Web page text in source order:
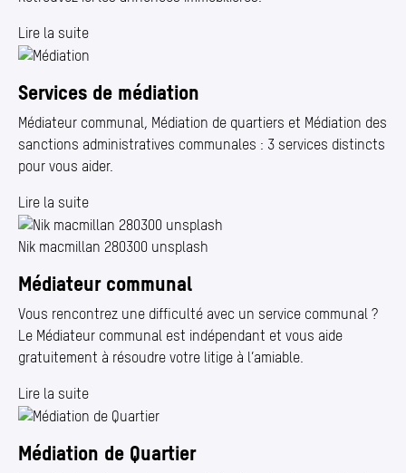
Lire la suite
Services de médiation
Médiateur communal, Médiation de quartiers et Médiation des
sanctions administratives communales : 3 services distincts
pour vous aider.
Lire la suite
Nik macmillan 280300 unsplash
Médiateur communal
Vous rencontrez une difficulté avec un service communal ?
Le Médiateur communal est indépendant et vous aide
gratuitement à résoudre votre litige à l’amiable.
Lire la suite
Médiation de Quartier